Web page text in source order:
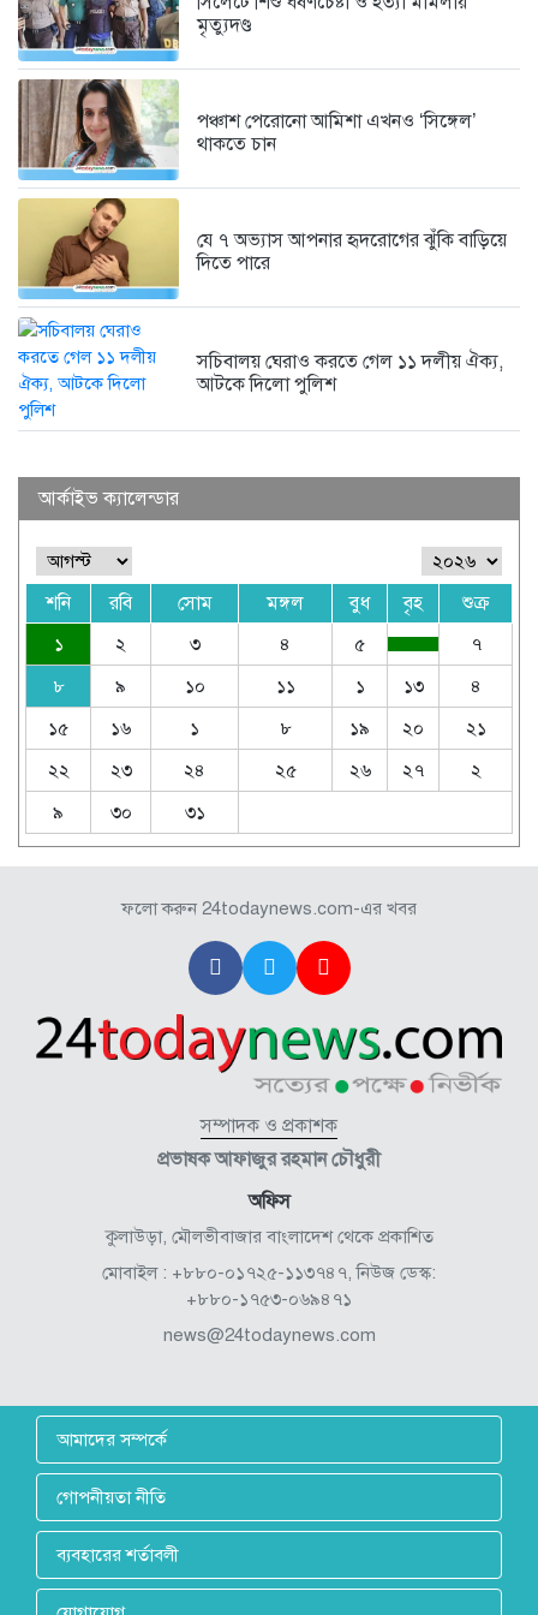
সম্পাদক...
মৃত্যুদণ্ড
পঞ্চাশ পেরোনো আমিশা এখনও ‘সিঙ্গেল’
থাকতে চান
যে ৭ অভ্যাস আপনার হৃদরোগের ঝুঁকি বাড়িয়ে
দিতে পারে
সচিবালয় ঘেরাও করতে গেল ১১ দলীয় ঐক্য,
আটকে দিলো পুলিশ
আর্কাইভ ক্যালেন্ডার
শনি রবি সোম মঙ্গল বুধ বৃহ শুক্র
১ ২ ৩ ৪ ৫
৭
৮
৯ ১০ ১১ ১ ১৩
৪
১৫
১৬ ১ ৮ ১৯ ২০
২১
২২
২৩ ২৪ ২৫ ২৬ ২৭
২
৯
৩০ ৩১
ফলো করুন 24todaynews.com-এর খবর
সম্পাদক ও প্রকাশক
প্রভাষক আফাজুর রহমান চৌধুরী
অফিস
কুলাউড়া, মৌলভীবাজার বাংলাদেশ থেকে প্রকাশিত
মোবাইল : +৮৮০-০১৭২৫-১১৩৭৪৭, নিউজ ডেস্ক:
+৮৮০-১৭৫৩-০৬৯৪৭১
news@24todaynews.com
আমাদের সম্পর্কে
গোপনীয়তা নীতি
ব্যবহারের শর্তাবলী